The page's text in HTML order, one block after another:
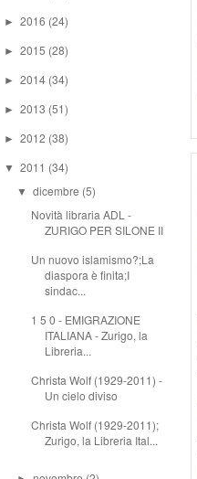
► 2016 (24)
► 2015 (28)
► 2014 (34)
► 2013 (51)
► 2012 (38)
▼ 2011 (34)
▼dicembre (5)
Novità libraria ADL -
ZURIGO PER SILONE II
Un nuovo islamismo?;La
diaspora è finita;I
sindac...
1 5 0 - EMIGRAZIONE
ITALIANA - Zurigo, la
Libreria...
Christa Wolf (1929-2011) -
Un cielo diviso
Christa Wolf (1929-2011);
Zurigo, la Libreria Ital...